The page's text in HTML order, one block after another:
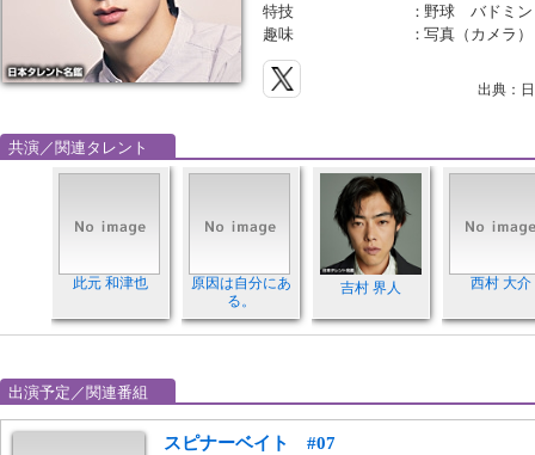
特技
：野球 バドミン
趣味
：写真（カメラ）
出典：
共演／関連タレント
此元 和津也
原因は自分にあ
る。
吉村 界人 西村 大介
出演予定／関連番組
スピナーベイト #07